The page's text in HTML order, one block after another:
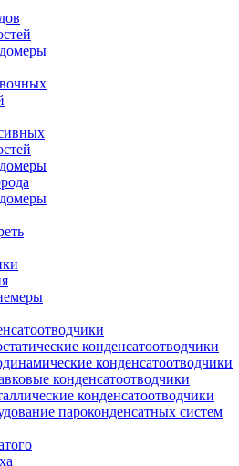
конденсатоотводчики
конденсатоотводчики
конденсатоотводчики
конденсатоотводчики
пароконденсатных систем